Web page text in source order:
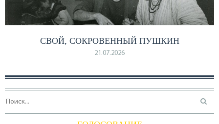
СВОЙ, СОКРОВЕННЫЙ ПУШКИН
21.07.2026